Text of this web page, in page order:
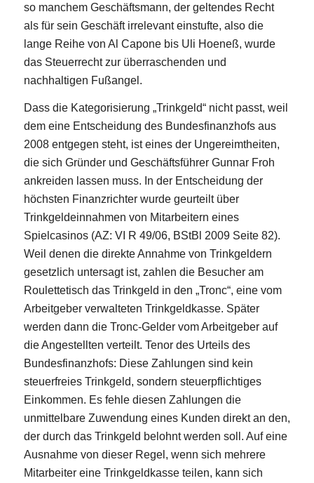
so manchem Geschäftsmann, der geltendes Recht
als für sein Geschäft irrelevant einstufte, also die
lange Reihe von Al Capone bis Uli Hoeneß, wurde
das Steuerrecht zur überraschenden und
nachhaltigen Fußangel.
Dass die Kategorisierung „Trinkgeld“ nicht passt, weil
dem eine Entscheidung des Bundesfinanzhofs aus
2008 entgegen steht, ist eines der Ungereimtheiten,
die sich Gründer und Geschäftsführer Gunnar Froh
ankreiden lassen muss. In der Entscheidung der
höchsten Finanzrichter wurde geurteilt über
Trinkgeldeinnahmen von Mitarbeitern eines
Spielcasinos (AZ: VI R 49/06, BStBl 2009 Seite 82).
Weil denen die direkte Annahme von Trinkgeldern
gesetzlich untersagt ist, zahlen die Besucher am
Roulettetisch das Trinkgeld in den „Tronc“, eine vom
Arbeitgeber verwalteten Trinkgeldkasse. Später
werden dann die Tronc-Gelder vom Arbeitgeber auf
die Angestellten verteilt. Tenor des Urteils des
Bundesfinanzhofs: Diese Zahlungen sind kein
steuerfreies Trinkgeld, sondern steuerpflichtiges
Einkommen. Es fehle diesen Zahlungen die
unmittelbare Zuwendung eines Kunden direkt an den,
der durch das Trinkgeld belohnt werden soll. Auf eine
Ausnahme von dieser Regel, wenn sich mehrere
Mitarbeiter eine Trinkgeldkasse teilen, kann sich